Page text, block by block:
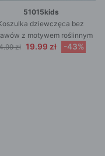
51015kids
dziewczęca bez
z motywem roślinnym
zł 19.99 zł -43%